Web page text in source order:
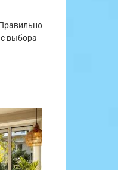
выбора